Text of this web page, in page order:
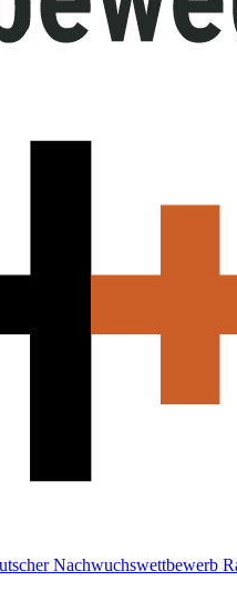
Nachwuchswettbewerb